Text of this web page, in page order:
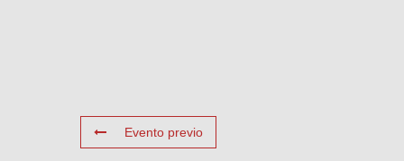
Evento previo